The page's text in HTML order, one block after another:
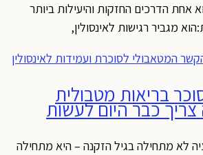
אחת הדרכים החזקות והיעילות ביותר
מגביר רגישות לאינסולין,
בריאות מטבולית
כבר היום לעשות
לא מתחילה בגיל הזקנה – היא מתחילה